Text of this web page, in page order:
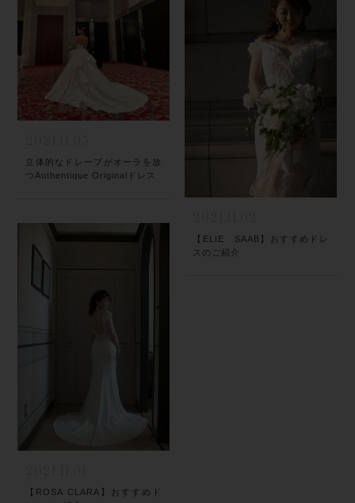
立体的なドレープがオーラを放
つAuthentique Originalドレス
【ELIE SAAB】おすすめドレ
スのご紹介
【ROSA CLARA】おすすめド